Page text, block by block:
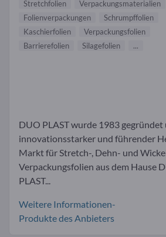
Stretchfolien
Verpackungsmaterialien
Folienverpackungen
Schrumpffolien
Kaschierfolien
Verpackungsfolien
Barrierefolien
Silagefolien ...
DUO PLAST wurde 1983 gegründet
innovationsstarker und führender
Markt für Stretch-, Dehn- und
Verpackungsfolien aus dem Hause
PLAST...
Weitere Informationen-
Produkte des Anbieters